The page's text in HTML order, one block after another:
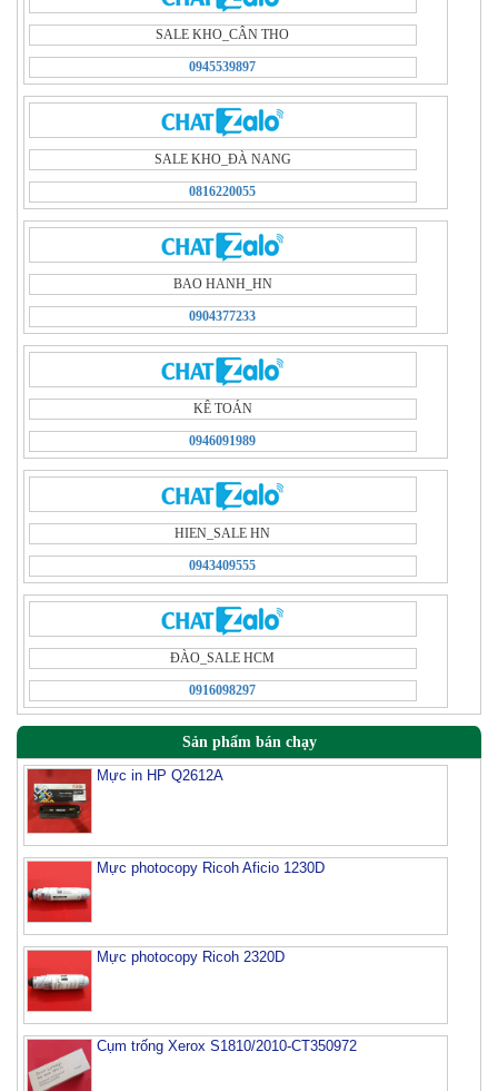
SALE KHO_CÂN THO
0945539897
SALE KHO_ÐÀ NANG
0816220055
BAO HANH_HN
0904377233
KÊ TOÁN
0946091989
HIEN_SALE HN
0943409555
ÐÀO_SALE HCM
0916098297
Sản phẩm bán chạy
Mực in HP Q2612A
Mực photocopy Ricoh Aficio 1230D
Mực photocopy Ricoh 2320D
Cụm trống Xerox S1810/2010-CT350972